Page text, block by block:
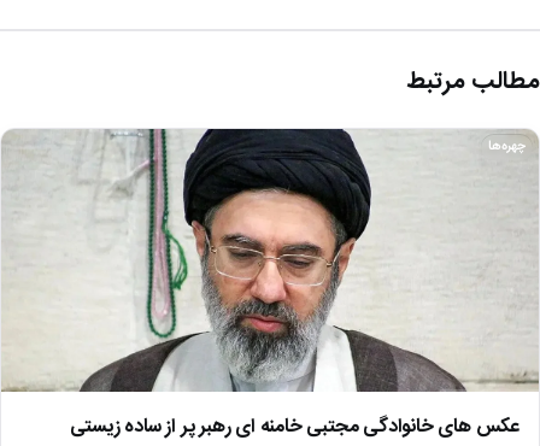
مطالب مرتبط
چهره‌ها
عکس های خانوادگی مجتبی خامنه ای رهبر پر از ساده زیستی